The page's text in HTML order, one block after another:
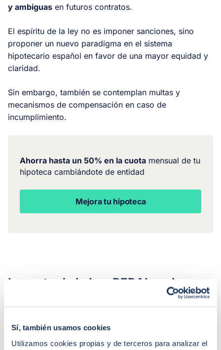
Sí, también usamos cookies
Utilizamos cookies propias y de terceros para analizar el
y ambiguas en futuros contratos.
El espíritu de la ley no es imponer sanciones, sino
proponer un nuevo paradigma en el sistema
hipotecario español en favor de una mayor equidad y
claridad.
Sin embargo, también se contemplan multas y
mecanismos de compensación en caso de
incumplimiento.
Ahorra hasta un 50% en la cuota mensual de tu
hipoteca cambiándote de entidad
Mejora tu hipoteca
Impacto de la Ley REDAL en los
tipos de interés hipotecarios
nueva regulación a los tipos de interés en las